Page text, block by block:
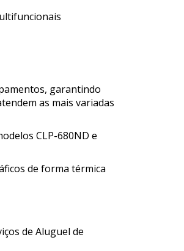
garantindo
as mais variadas
CLP-680ND e
de forma térmica
de Aluguel de